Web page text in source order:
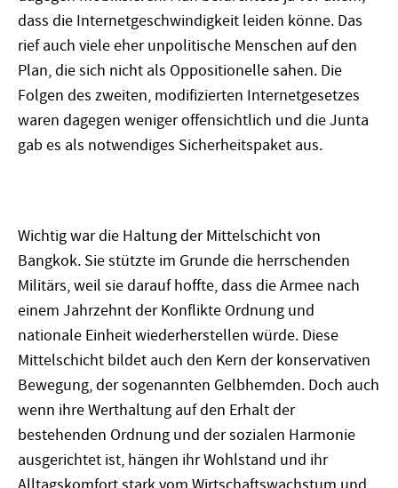
dass die Internetgeschwindigkeit leiden könne. Das
rief auch viele eher unpolitische Menschen auf den
Plan, die sich nicht als Oppositionelle sahen. Die
Folgen des zweiten, modifizierten Internetgesetzes
waren dagegen weniger offensichtlich und die Junta
gab es als notwendiges Sicherheitspaket aus.
Wichtig war die Haltung der Mittelschicht von
Bangkok. Sie stützte im Grunde die herrschenden
Militärs, weil sie darauf hoffte, dass die Armee nach
einem Jahrzehnt der Konflikte Ordnung und
nationale Einheit wiederherstellen würde. Diese
Mittelschicht bildet auch den Kern der konservativen
Bewegung, der sogenannten Gelbhemden. Doch auch
wenn ihre Werthaltung auf den Erhalt der
bestehenden Ordnung und der sozialen Harmonie
ausgerichtet ist, hängen ihr Wohlstand und ihr